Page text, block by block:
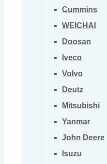
Cummins
WEICHAI
Doosan
Iveco
Volvo
Deutz
Mitsubishi
Yanmar
John Deere
Isuzu